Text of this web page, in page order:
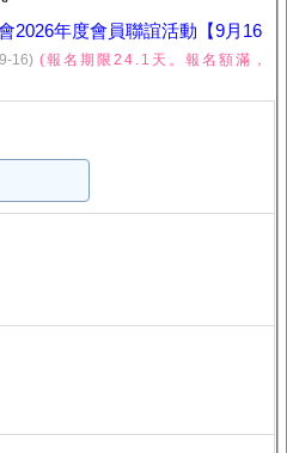
2026年度會員聯誼活動【9月16
16) (報名期限24.1天。報名額滿，